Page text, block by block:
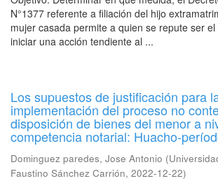
N°1377 referente a filiación del hijo
mujer casada permite a quien se repute ser
iniciar una acción tendiente al ...
Los supuestos de justificación para
implementación del proceso no
disposición de bienes del menor a
competencia notarial: Huacho-
Dominguez paredes, Jose Antonio (
Faustino Sánchez Carrión, 2022-12-22)